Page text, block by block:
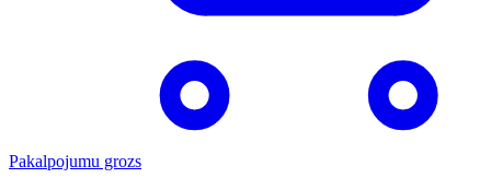
Pakalpojumu grozs